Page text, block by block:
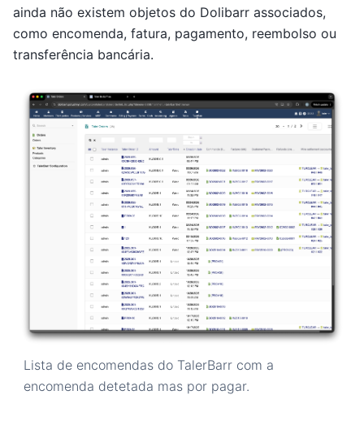
ainda não existem objetos do Dolibarr associados,
como encomenda, fatura, pagamento, reembolso ou
transferência bancária.
Lista de encomendas do TalerBarr com a
encomenda detetada mas por pagar.